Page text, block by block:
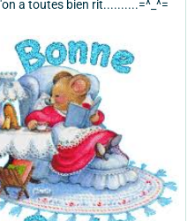
a toutes bien rit..........=^_^=